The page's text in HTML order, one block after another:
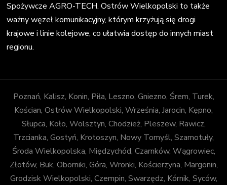
Spożywcze AGRO-TECH. Ostrów Wielkopolski to także
ważny węzeł komunikacyjny, którym krzyżują się drogi
krajowe i linie kolejowe, co ułatwia dostęp do innych miast
regionu.
Poznań, Kalisz, Konin, Piła, Leszno, Gniezno, Śrem, Turek,
Kościan, Ostrów Wielkopolski, Września, Jarocin, Kępno,
Słupca, Koło, Wolsztyn, Chodzież, Pleszew, Rawicz,
Trzcianka, Gostyń, Krotoszyn, Nowy Tomyśl, Szamotuły,
Środa Wielkopolska, Międzychód, Czarnków, Wągrowiec,
Złotów, Buk, Oborniki, Góra, Wronki, Kościerzyna, Margonin,
Grodzisk Wielkopolski, Czempin, Swarzędz, Kórnik, Syców,